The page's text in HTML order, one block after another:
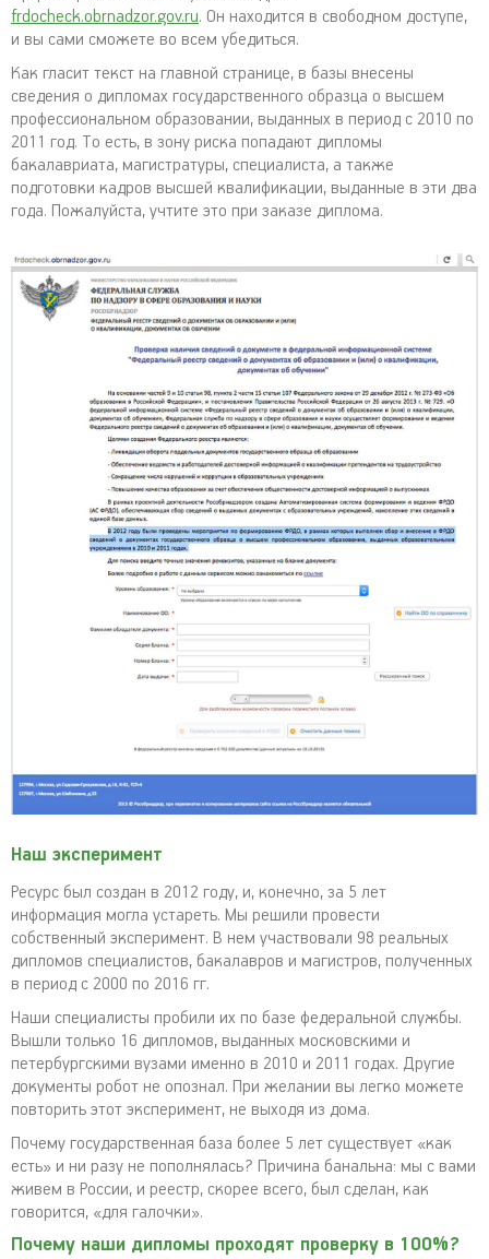
frdocheck.obrnadzor.gov.ru. Он находится в свободном доступе,
и вы сами сможете во всем убедиться.
Как гласит текст на главной странице, в базы внесены
сведения о дипломах государственного образца о высшем
профессиональном образовании, выданных в период с 2010 по
2011 год. То есть, в зону риска попадают дипломы
бакалавриата, магистратуры, специалиста, а также
подготовки кадров высшей квалификации, выданные в эти два
года. Пожалуйста, учтите это при заказе диплома.
Наш эксперимент
Ресурс был создан в 2012 году, и, конечно, за 5 лет
информация могла устареть. Мы решили провести
собственный эксперимент. В нем участвовали 98 реальных
дипломов специалистов, бакалавров и магистров, полученных
в период с 2000 по 2016 гг.
Наши специалисты пробили их по базе федеральной службы.
Вышли только 16 дипломов, выданных московскими и
петербургскими вузами именно в 2010 и 2011 годах. Другие
документы робот не опознал. При желании вы легко можете
повторить этот эксперимент, не выходя из дома.
Почему государственная база более 5 лет существует «как
есть» и ни разу не пополнялась? Причина банальна: мы с вами
живем в России, и реестр, скорее всего, был сделан, как
говорится, «для галочки».
Почему наши дипломы проходят проверку в 100%?